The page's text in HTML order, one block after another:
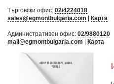
Търговски офис: 02/4224018
sales@egmontbulgaria.com | Карта
Административен офис: 02/9880120
mail@egmontbulgaria.com | Карта